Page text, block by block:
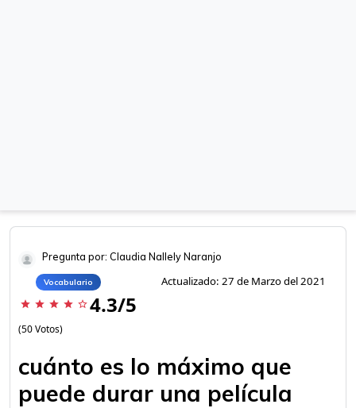
Pregunta por: Claudia Nallely Naranjo
Vocabulario Actualizado: 27 de Marzo del 2021
star star star star star_border 4.3/5
(50 Votos)
cuánto es lo máximo que
puede durar una película